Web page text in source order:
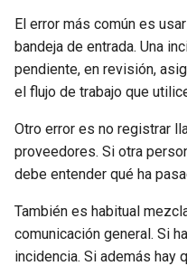
El error más común es
bandeja de entrada. Una
pendiente, en revisión,
el flujo de trabajo que
Otro error es no registrar
proveedores. Si otra
debe entender qué ha
También es habitual
comunicación general. Si
incidencia. Si además hay